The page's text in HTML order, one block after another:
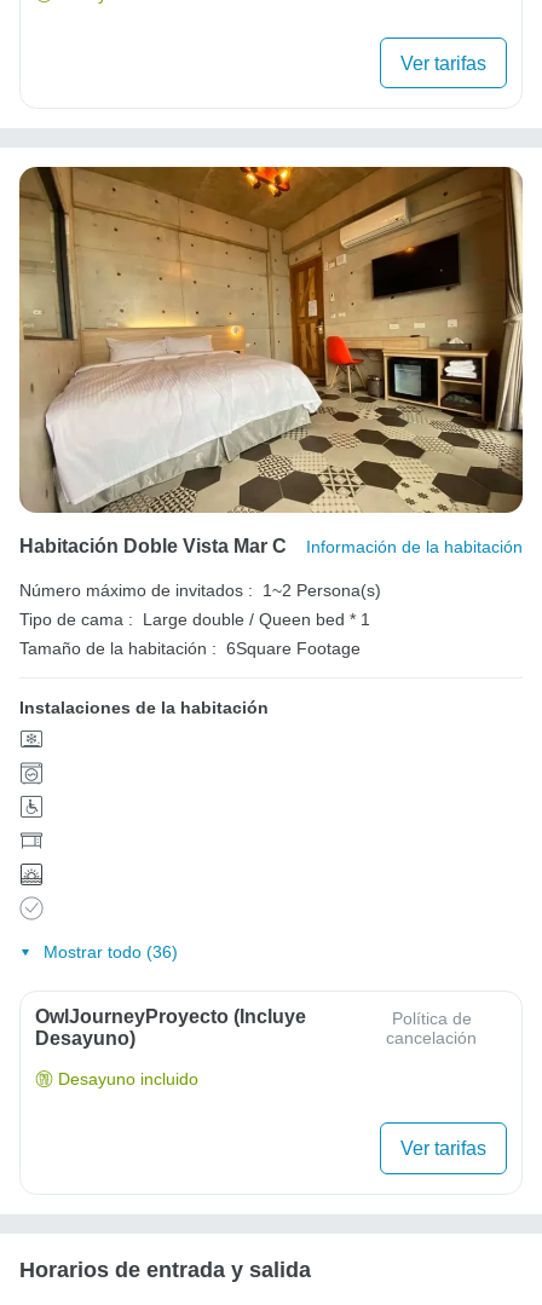
Ver tarifas
Habitación Doble Vista Mar C Información de la habitación
Número máximo de invitados :
1~2 Persona(s)
Tipo de cama :
Large double / Queen bed * 1
Tamaño de la habitación : 6Square Footage
Instalaciones de la habitación
Mostrar todo (36)
OwlJourneyProyecto (Incluye
Desayuno)
Política de
cancelación
Desayuno incluido
Ver tarifas
Horarios de entrada y salida